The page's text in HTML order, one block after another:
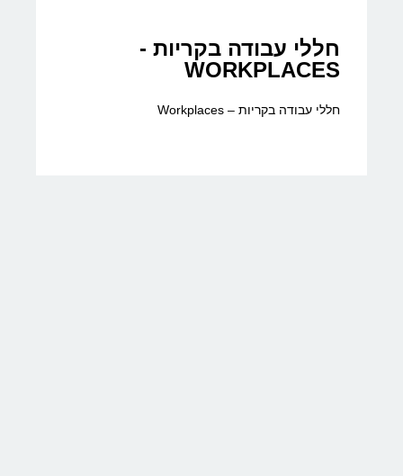
חללי עבודה בקריות -
WORKPLACES
חללי עבודה בקריות – Workplaces